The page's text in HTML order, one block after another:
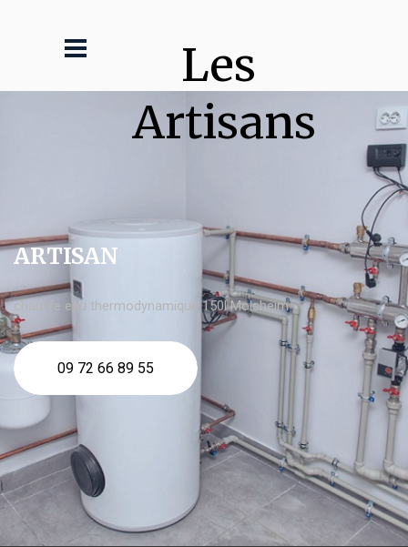
Les
Artisans
ARTISAN
chauffe eau thermodynamique 150l Molsheim
09 72 66 89 55